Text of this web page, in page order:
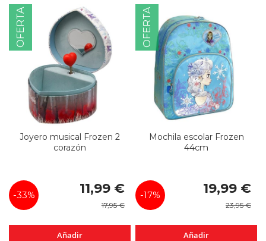
OFERTA
Joyero musical Frozen 2
corazón
-33%
Precio
especial
11,99 €
17,95 €
Añadir
OFERTA
Mochila escolar Frozen
44cm
-17%
Precio
especial
19,99 €
23,95 €
Añadir